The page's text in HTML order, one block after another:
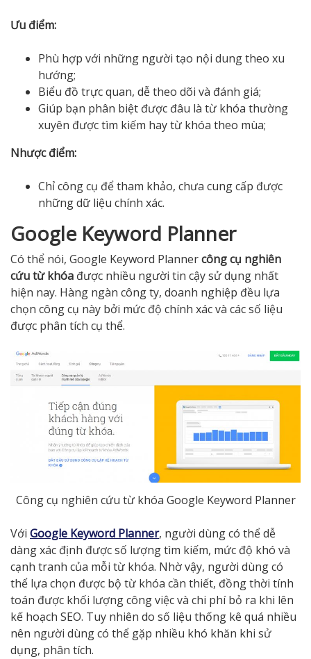
Ưu điểm:
Phù hợp với những người tạo nội dung theo xu
hướng;
Biểu đồ trực quan, dễ theo dõi và đánh giá;
Giúp bạn phân biệt được đâu là từ khóa thường
xuyên được tìm kiếm hay từ khóa theo mùa;
Nhược điểm:
Chỉ công cụ để tham khảo, chưa cung cấp được
những dữ liệu chính xác.
Google Keyword Planner
Có thể nói, Google Keyword Plannercông cụ nghiên
cứu từ khóa được nhiều người tin cậy sử dụng nhất
hiện nay. Hàng ngàn công ty, doanh nghiệp đều lựa
chọn công cụ này bởi mức độ chính xác và các số liệu
được phân tích cụ thể.
Công cụ nghiên cứu từ khóa Google Keyword Planner
Với Google Keyword Planner, người dùng có thể dễ
dàng xác định được số lượng tìm kiếm, mức độ khó và
cạnh tranh của mỗi từ khóa. Nhờ vậy, người dùng có
thể lựa chọn được bộ từ khóa cần thiết, đồng thời tính
toán được khối lượng công việc và chi phí bỏ ra khi lên
kế hoạch SEO. Tuy nhiên do số liệu thống kê quá nhiều
nên người dùng có thể gặp nhiều khó khăn khi sử
dụng, phân tích.